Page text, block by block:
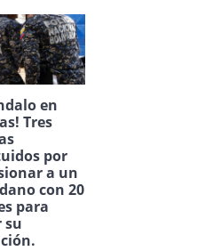
en
Tres
por
a un
con 20
para
su